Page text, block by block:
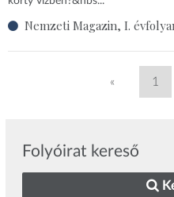
Nemzeti Magazin, I.
« 1
Folyóirat kereső